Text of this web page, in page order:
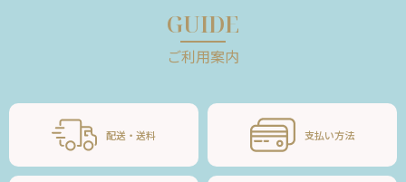
GUIDE
ご利用案内
配送・送料 支払い方法